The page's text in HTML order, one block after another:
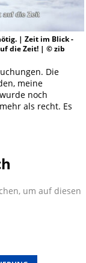
| Zeit im Blick -
die Zeit! | © zib
Die
meine
noch
als recht. Es
um auf diesen